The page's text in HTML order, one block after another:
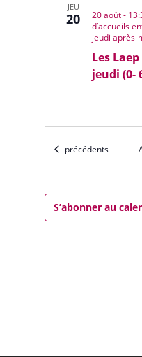
JEU
20
Les
jeudi (0-
20 août -
d’accueils
jeudi après-
Évènements
précédents
S’abonner au